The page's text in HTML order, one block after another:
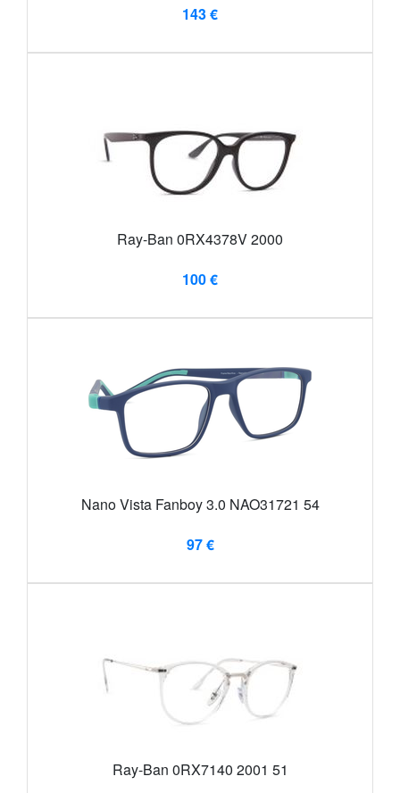
143 €
Ray-Ban 0RX4378V 2000
100 €
Nano Vista Fanboy 3.0 NAO31721 54
97 €
Ray-Ban 0RX7140 2001 51